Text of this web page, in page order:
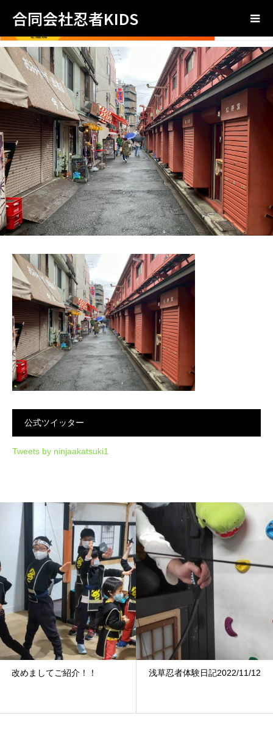
合同会社忍者KIDS
公式ツイッター
Tweets by ninjaakatsuki1
改めましてご紹介！！ 浅草忍者体験日記2022/11/12